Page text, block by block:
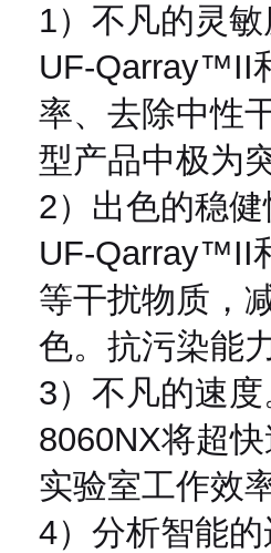
1）不凡的灵
UF-Qarray™II
率、去除中性
型产品中极为
2）出色的稳
UF-Qarray™II
等干扰物质，
色。抗污染能
3）不凡的速
8060NX将超
实验室工作效率
4）分析智能